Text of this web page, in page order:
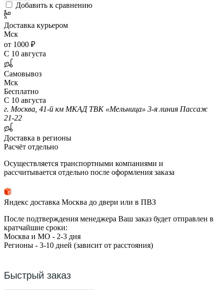
Добавить к сравнению
Доставка курьером
Мск
от 1000 ₽
С 10 августа
Самовывоз
Мск
Бесплатно
С 10 августа
г. Москва, 41-й км МКАД ТВК «Мельница» 3-я линия Пассаж
21-22
Доставка в регионы
Расчёт отдельно
Осуществляется транспортными компаниями и
рассчитывается отдельно после оформления заказа
Яндекс доставка Москва до двери или в ПВЗ
После подтверждения менеджера Ваш заказ будет отправлен в
кратчайшие сроки:
Москва и МО - 2-3 дня
Регионы - 3-10 дней (зависит от расстояния)
Быстрый заказ